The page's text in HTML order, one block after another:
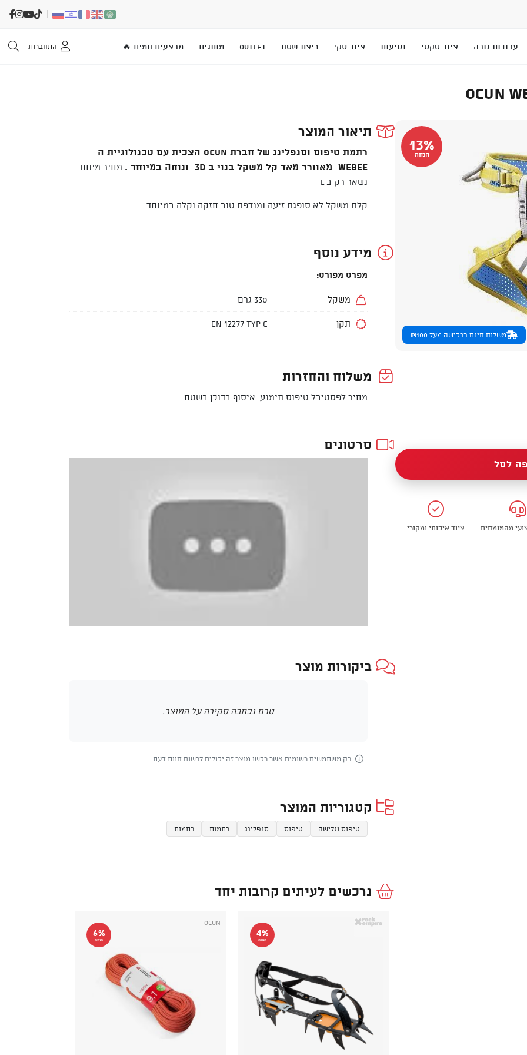
עבודות גובה ציוד טקטי נסיעות ציוד סקי ריצת שטח OUTLET מותגים מבצעים חמים 🔥 התחברות
13%
הנחה
משלוח חינם ברכישה מעל ₪100
לסל
מהמומחים ציוד איכותי ומקורי
תיאור המוצר
רתמת טיפוס וסנפלינג של חברת OCUN הצכית עם טכנולוגיית ה
WEBEE מאוורר מאד קל משקל בנוי ב 3D ונוחה במיוחד .
מחיר מיוחד
נשאר רק ב L
קלת משקל לא סופגת זיעה ומנדפת טוב חזקה וקלה במיוחד .
מידע נוסף
מפרט מפורט:
משקל 330 גרם
תקן EN 12277 typ C
משלוח והחזרות
מחיר לפסטיבל טיפוס תימנע איסוף בדוכן בשטח
סרטונים
ביקורות מוצר
טרם נכתבה סקירה על המוצר.
רק משתמשים רשומים אשר רכשו מוצר זה יכולים לרשום חוות דעת.
קטגוריות המוצר
טיפוס וגלישה טיפוס סנפלינג רתמות רתמות
נרכשים לעיתים קרובות יחד
4%
הנחה
6%
הנחה
Ocun